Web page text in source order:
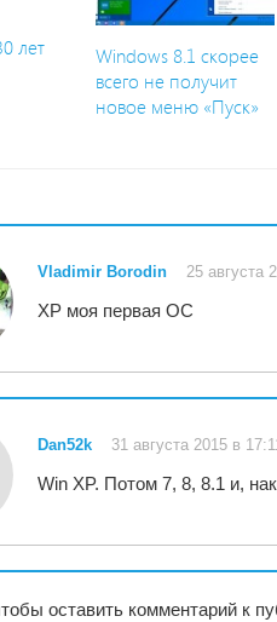
лет
Windows 8.1 скорее
всего не получит
новое меню «Пуск»
Vladimir Borodin 25 августа
ХР моя первая ОС
Dan52k 31 августа 2015 в
Win XP. Потом 7, 8, 8.1 и,
оставить комментарий к